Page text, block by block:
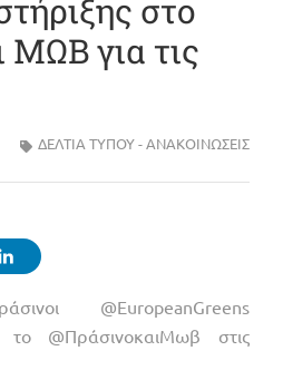
στο
για τις
ΔΕΛΤΊΑ ΤΎΠΟΥ - ΑΝΑΚΟΙΝΏΣΕΙΣ
@EuropeanGreens
το @ΠράσινοκαιΜωβ στις